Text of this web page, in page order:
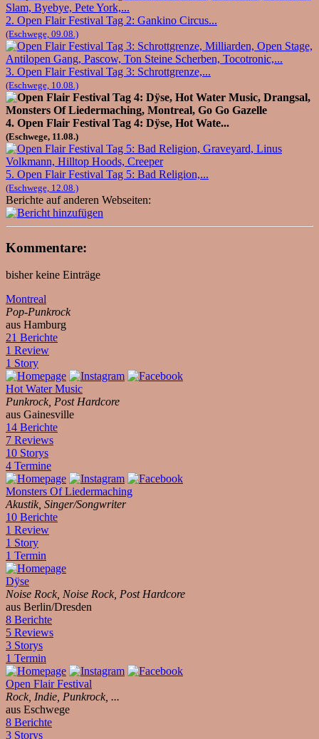
2. Open Flair Festival Tag 2: Gankino Circus...
(Eschwege, 09.08.)
3. Open Flair Festival Tag 3: Schrottgrenze,...
(Eschwege, 10.08.)
4. Open Flair Festival Tag 4: Dÿse, Hot Wate...
(Eschwege, 11.08.)
5. Open Flair Festival Tag 5: Bad Religion,...
(Eschwege, 12.08.)
Berichte auf anderen Webseiten:
Kommentare:
bisher keine Einträge
Montreal
Pop-Punkrock
aus Hamburg
21 Berichte
1 Review
1 Story
Hot Water Music
Punkrock, Post Hardcore
aus Gainesville
14 Berichte
7 Reviews
10 Storys
4 Termine
Monsters Of Liedermaching
Akustik, Singer/Songwriter
10 Berichte
1 Review
1 Story
1 Termin
Dÿse
Noise Rock, Noise Rock, Post Hardcore
aus Berlin/Dresden
8 Berichte
5 Reviews
3 Storys
1 Termin
Open Flair Festival
Rock, Indie, Punkrock, ...
aus Eschwege
8 Berichte
3 Storys